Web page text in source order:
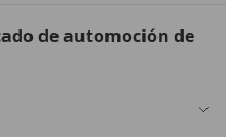
de automoción de